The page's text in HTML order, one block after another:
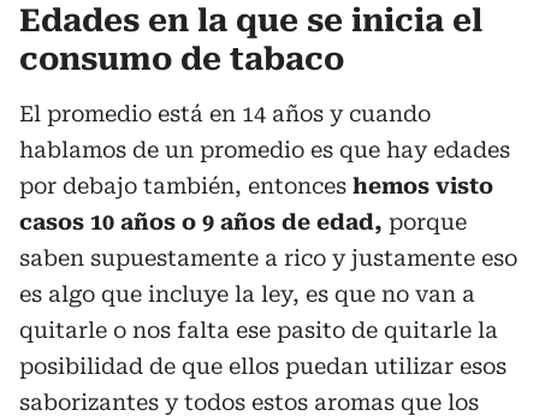
Edades en la que se inicia el
consumo de tabaco
El promedio está en 14 años y cuando
hablamos de un promedio es que hay edades
por debajo también, entonces hemos visto
casos 10 años o 9 años de edad, porque
saben supuestamente a rico y justamente eso
es algo que incluye la ley, es que no van a
quitarle o nos falta ese pasito de quitarle la
posibilidad de que ellos puedan utilizar esos
saborizantes y todos estos aromas que los